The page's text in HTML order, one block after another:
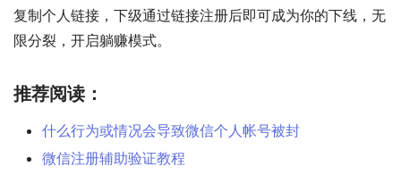
复制个人链接，下级通过链接注册后即可成为你的下线，无
限分裂，开启躺赚模式。
推荐阅读：
什么行为或情况会导致微信个人帐号被封
微信注册辅助验证教程